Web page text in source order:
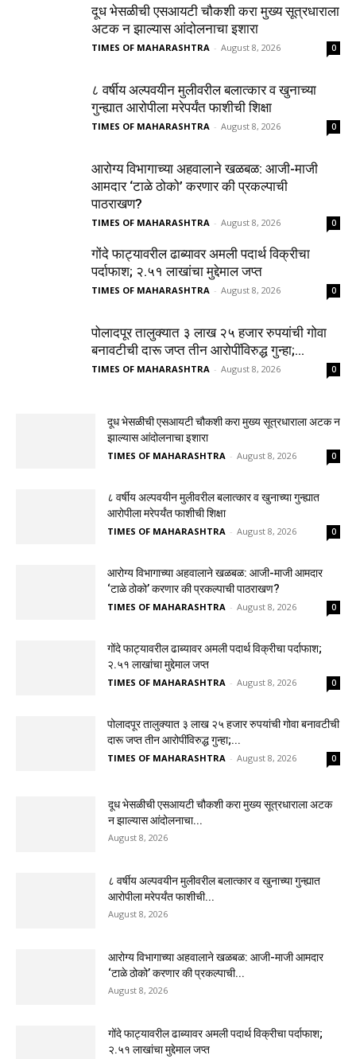
दूध भेसळीची एसआयटी चौकशी करा मुख्य सूत्रधाराला
अटक न झाल्यास आंदोलनाचा इशारा
TIMES OF MAHARASHTRA - August 8, 2026 0
८ वर्षीय अल्पवयीन मुलीवरील बलात्कार व खुनाच्या
गुन्ह्यात आरोपीला मरेपर्यंत फाशीची शिक्षा
TIMES OF MAHARASHTRA - August 8, 2026 0
आरोग्य विभागाच्या अहवालाने खळबळ: आजी-माजी
आमदार ‘टाळे ठोको’ करणार की प्रकल्पाची
पाठराखण?
TIMES OF MAHARASHTRA - August 8, 2026 0
गोंदे फाट्यावरील ढाब्यावर अमली पदार्थ विक्रीचा
पर्दाफाश; २.५१ लाखांचा मुद्देमाल जप्त
TIMES OF MAHARASHTRA - August 8, 2026 0
पोलादपूर तालुक्यात ३ लाख २५ हजार रुपयांची गोवा
बनावटीची दारू जप्त तीन आरोपींविरुद्ध गुन्हा;...
TIMES OF MAHARASHTRA - August 8, 2026 0
दूध भेसळीची एसआयटी चौकशी करा मुख्य सूत्रधाराला अटक न
झाल्यास आंदोलनाचा इशारा
TIMES OF MAHARASHTRA - August 8, 2026 0
८ वर्षीय अल्पवयीन मुलीवरील बलात्कार व खुनाच्या गुन्ह्यात
आरोपीला मरेपर्यंत फाशीची शिक्षा
TIMES OF MAHARASHTRA - August 8, 2026 0
आरोग्य विभागाच्या अहवालाने खळबळ: आजी-माजी आमदार
‘टाळे ठोको’ करणार की प्रकल्पाची पाठराखण?
TIMES OF MAHARASHTRA - August 8, 2026 0
गोंदे फाट्यावरील ढाब्यावर अमली पदार्थ विक्रीचा पर्दाफाश;
२.५१ लाखांचा मुद्देमाल जप्त
TIMES OF MAHARASHTRA - August 8, 2026 0
पोलादपूर तालुक्यात ३ लाख २५ हजार रुपयांची गोवा बनावटीची
दारू जप्त तीन आरोपींविरुद्ध गुन्हा;...
TIMES OF MAHARASHTRA - August 8, 2026 0
दूध भेसळीची एसआयटी चौकशी करा मुख्य सूत्रधाराला अटक
न झाल्यास आंदोलनाचा...
August 8, 2026
८ वर्षीय अल्पवयीन मुलीवरील बलात्कार व खुनाच्या गुन्ह्यात
आरोपीला मरेपर्यंत फाशीची...
August 8, 2026
आरोग्य विभागाच्या अहवालाने खळबळ: आजी-माजी आमदार
‘टाळे ठोको’ करणार की प्रकल्पाची...
August 8, 2026
गोंदे फाट्यावरील ढाब्यावर अमली पदार्थ विक्रीचा पर्दाफाश;
२.५१ लाखांचा मुद्देमाल जप्त